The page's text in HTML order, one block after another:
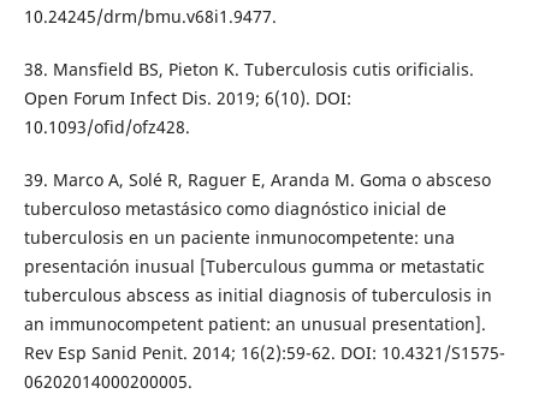
10.24245/drm/bmu.v68i1.9477.
38. Mansfield BS, Pieton K. Tuberculosis cutis orificialis.
Open Forum Infect Dis. 2019; 6(10). DOI:
10.1093/ofid/ofz428.
39. Marco A, Solé R, Raguer E, Aranda M. Goma o absceso
tuberculoso metastásico como diagnóstico inicial de
tuberculosis en un paciente inmunocompetente: una
presentación inusual [Tuberculous gumma or metastatic
tuberculous abscess as initial diagnosis of tuberculosis in
an immunocompetent patient: an unusual presentation].
Rev Esp Sanid Penit. 2014; 16(2):59-62. DOI: 10.4321/S1575-
06202014000200005.